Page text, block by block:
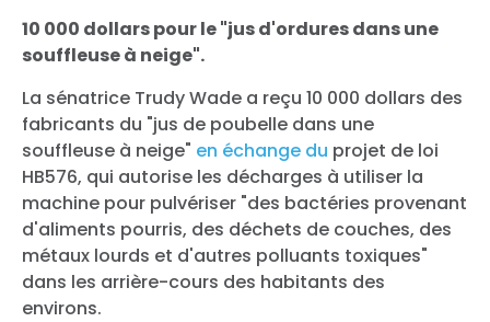
10 000 dollars pour le "jus d'ordures dans une
souffleuse à neige".
La sénatrice Trudy Wade a reçu 10 000 dollars des
fabricants du "jus de poubelle dans une
souffleuse à neige" en échange du projet de loi
HB576, qui autorise les décharges à utiliser la
machine pour pulvériser "des bactéries provenant
d'aliments pourris, des déchets de couches, des
métaux lourds et d'autres polluants toxiques"
dans les arrière-cours des habitants des
environs.